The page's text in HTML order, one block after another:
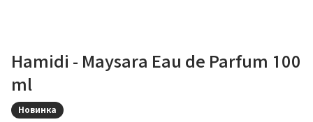
Hamidi - Maysara Eau de Parfum 100
ml
Новинка